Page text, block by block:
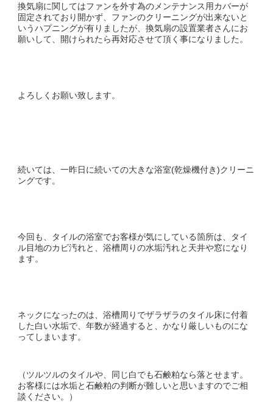
換気扇に関してはファンを外す為のメンテナンス用カバーが
固定されており開かず、ファンのクリーニングが出来ないと
いうハプニングが有りましたが、換気扇の設置業者さんにお
願いして、開けられたら再対応させて頂く事になりました。
よろしくお願い致します。
続いては、一昨日に続いての大きな浴室(乾燥機付き)クリーニ
ングです。
今回も、タイルの浴室でお客様が気にしている箇所は、タイ
ル目地のカビ汚れと、浴槽周りの水垢汚れと天井や窓になり
ます。
ネックになったのは、浴槽周りでザラザラのタイル床に付着
した白い水垢で、年数が経過すると、かなり厳しいものにな
ってしまいます。
（ツルツルのタイルや、同じ白でも石鹸粕なら落とせます。
お客様には水垢と石鹸粕の判断が難しいと思いますのでご相
談ください。）